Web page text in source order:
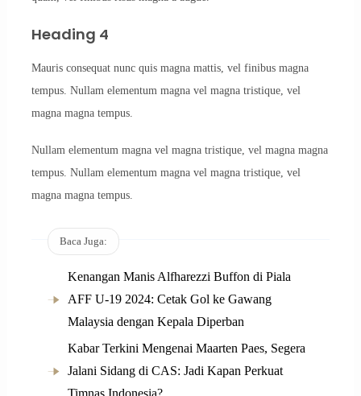
Heading 4
Mauris consequat nunc quis magna mattis, vel finibus magna
tempus. Nullam elementum magna vel magna tristique, vel
magna magna tempus.
Nullam elementum magna vel magna tristique, vel magna magna
tempus. Nullam elementum magna vel magna tristique, vel
magna magna tempus.
Baca Juga:
Kenangan Manis Alfharezzi Buffon di Piala
AFF U-19 2024: Cetak Gol ke Gawang
Malaysia dengan Kepala Diperban
Kabar Terkini Mengenai Maarten Paes, Segera
Jalani Sidang di CAS: Jadi Kapan Perkuat